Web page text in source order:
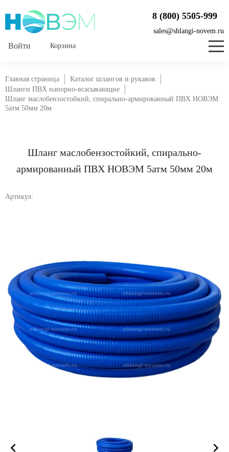
8 (800) 5505-999
sales@shlangi-novem.ru
Корзина
Главная страница
Каталог шлангов и рукавов
Шланги ПВХ напорно-всасывающие
Шланг маслобензостойкий, спирально-армированный ПВХ НОВЭМ
5атм 50мм 20м
Шланг маслобензостойкий, спирально-
армированный ПВХ НОВЭМ 5атм 50мм 20м
Артикул: